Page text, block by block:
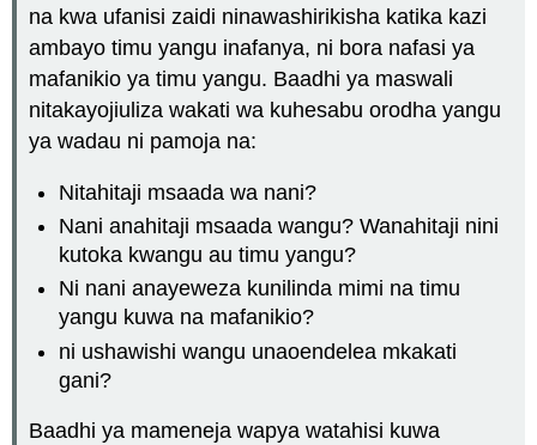
na kwa ufanisi zaidi ninawashirikisha katika kazi
ambayo timu yangu inafanya, ni bora nafasi ya
mafanikio ya timu yangu. Baadhi ya maswali
nitakayojiuliza wakati wa kuhesabu orodha yangu
ya wadau ni pamoja na:
Nitahitaji msaada wa nani?
Nani anahitaji msaada wangu? Wanahitaji nini
kutoka kwangu au timu yangu?
Ni nani anayeweza kunilinda mimi na timu
yangu kuwa na mafanikio?
ni ushawishi wangu unaoendelea mkakati
gani?
Baadhi ya mameneja wapya watahisi kuwa